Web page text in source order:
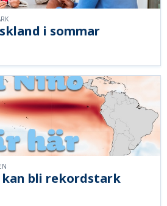
i sommar
kan bli rekordstark